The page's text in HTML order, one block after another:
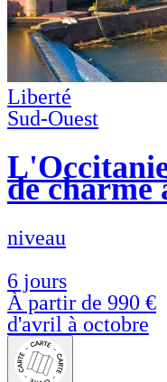
Liberté
Sud-Ouest
de charme
niveau
6 jours
À partir de 990 €
d'avril à octobre